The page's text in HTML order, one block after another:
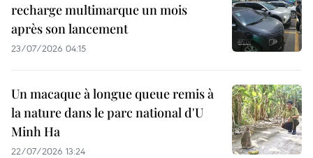
recharge multimarque un mois
après son lancement
23/07/2026 04:15
Un macaque à longue queue remis à
la nature dans le parc national d'U
Minh Ha
22/07/2026 13:24